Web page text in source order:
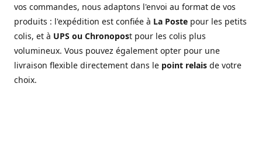
vos commandes, nous adaptons l'envoi au format de vos
produits : l'expédition est confiée à La Poste pour les petits
colis, et à UPS ou Chronopost pour les colis plus
volumineux. Vous pouvez également opter pour une
livraison flexible directement dans le point relais de votre
choix.